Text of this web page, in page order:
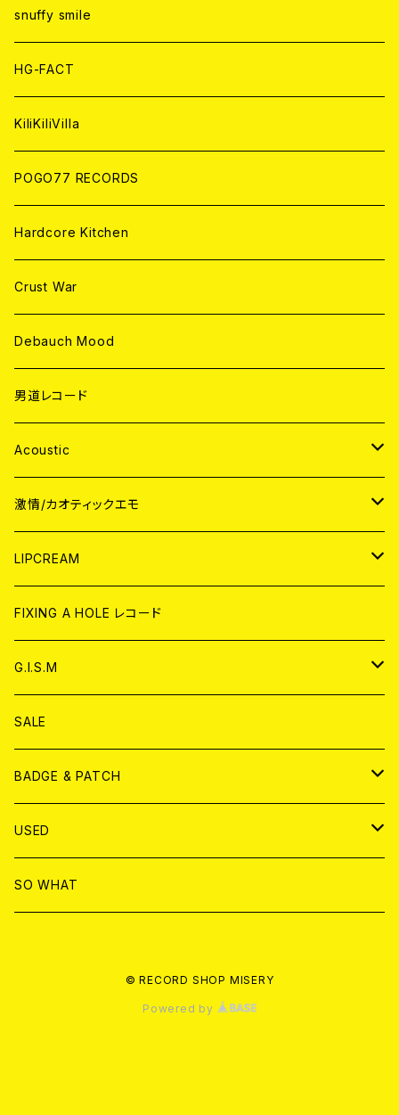
ANALOG
ANALOG
CD
ANALOG
CD
ANALOG
WORLD
CD
ANALOG
snuffy smile
HG-FACT
KiliKiliVilla
POGO77 RECORDS
Hardcore Kitchen
Crust War
Debauch Mood
男道レコード
Acoustic
JAPAN
CD
ANALOG
WORLD
CD
ANALOG
激情/カオティックエモ
JAPAN
CD
ANALOG
WORLD
CD
ANALOG
LIPCREAM
CD
アナログ
DVD
T-shirt & WEAR
FIXING A HOLE レコード
G.I.S.M
CD
ANALOG
T-SHIRT & WEAR
DVD
SALE
BADGE & PATCH
BADGE
PATCH
USED
書籍
SO WHAT
© RECORD SHOP MISERY
Powered by